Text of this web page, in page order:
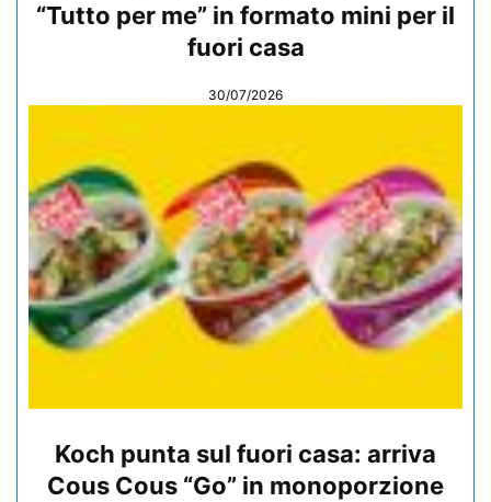
“Tutto per me” in formato mini per il
fuori casa
30/07/2026
Koch punta sul fuori casa: arriva
Cous Cous “Go” in monoporzione